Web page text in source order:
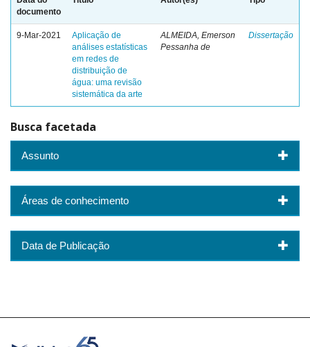
documento
9-Mar-2021
Aplicação de
análises estatísticas
em redes de
distribuição de
água: uma revisão
sistemática da arte
ALMEIDA, Emerson
Pessanha de
Dissertação
Busca facetada
Assunto
Áreas de conhecimento
Data de Publicação